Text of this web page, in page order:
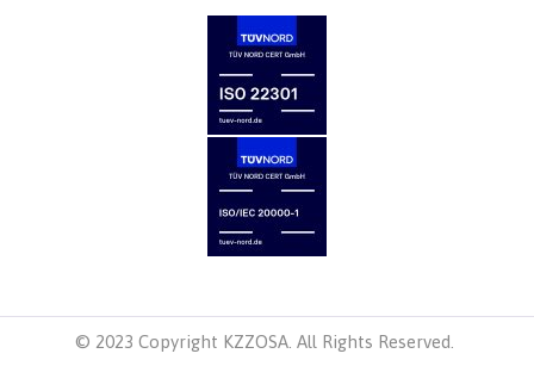
© 2023 Copyright KZZOSA. All Rights Reserved.